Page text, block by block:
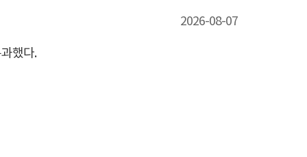
2026-08-07
했다.